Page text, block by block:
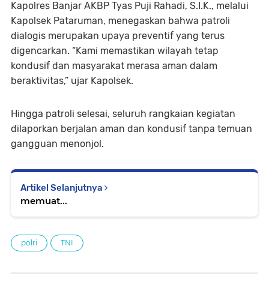
Kapolres Banjar AKBP Tyas Puji Rahadi, S.I.K., melalui
Kapolsek Pataruman, menegaskan bahwa patroli
dialogis merupakan upaya preventif yang terus
digencarkan. “Kami memastikan wilayah tetap
kondusif dan masyarakat merasa aman dalam
beraktivitas,” ujar Kapolsek.
Hingga patroli selesai, seluruh rangkaian kegiatan
dilaporkan berjalan aman dan kondusif tanpa temuan
gangguan menonjol.
Artikel Selanjutnya
memuat...
polri TNI